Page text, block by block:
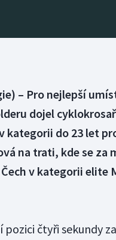
– Pro nejlepší
dojel
kategorii do 23 let
na trati, kde se
v kategorii elite
čtyři sekundy